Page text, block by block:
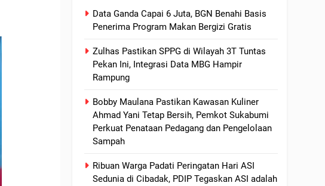
Data Ganda Capai 6 Juta, BGN Benahi Basis
Penerima Program Makan Bergizi Gratis
Zulhas Pastikan SPPG di Wilayah 3T Tuntas
Pekan Ini, Integrasi Data MBG Hampir
Rampung
Bobby Maulana Pastikan Kawasan Kuliner
Ahmad Yani Tetap Bersih, Pemkot Sukabumi
Perkuat Penataan Pedagang dan Pengelolaan
Sampah
Ribuan Warga Padati Peringatan Hari ASI
Sedunia di Cibadak, PDIP Tegaskan ASI adalah